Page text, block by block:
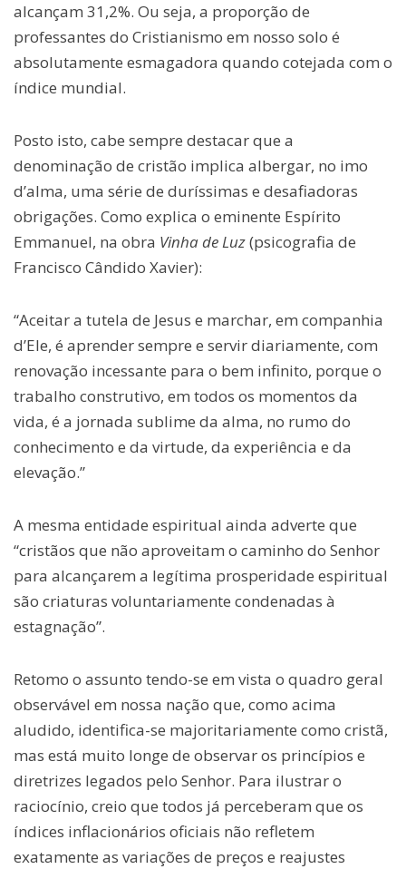
alcançam 31,2%. Ou seja, a proporção de
professantes do Cristianismo em nosso solo é
absolutamente esmagadora quando cotejada com o
índice mundial.
Posto isto, cabe sempre destacar que a
denominação de cristão implica albergar, no imo
d’alma, uma série de duríssimas e desafiadoras
obrigações. Como explica o eminente Espírito
Emmanuel, na obra Vinha de Luz(psicografia de
Francisco Cândido Xavier):
“Aceitar a tutela de Jesus e marchar, em companhia
d’Ele, é aprender sempre e servir diariamente, com
renovação incessante para o bem infinito, porque o
trabalho construtivo, em todos os momentos da
vida, é a jornada sublime da alma, no rumo do
conhecimento e da virtude, da experiência e da
elevação.”
A mesma entidade espiritual ainda adverte que
“cristãos que não aproveitam o caminho do Senhor
para alcançarem a legítima prosperidade espiritual
são criaturas voluntariamente condenadas à
estagnação”.
Retomo o assunto tendo-se em vista o quadro geral
observável em nossa nação que, como acima
aludido, identifica-se majoritariamente como cristã,
mas está muito longe de observar os princípios e
diretrizes legados pelo Senhor. Para ilustrar o
raciocínio, creio que todos já perceberam que os
índices inflacionários oficiais não refletem
exatamente as variações de preços e reajustes